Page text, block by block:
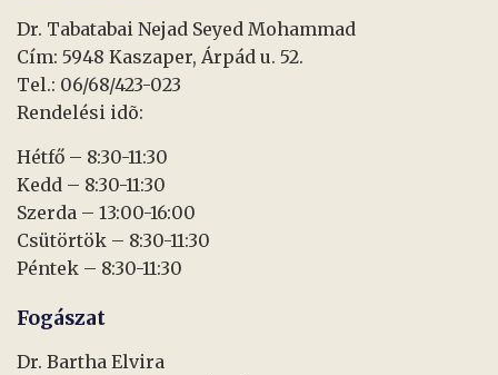
Dr. Tabatabai Nejad Seyed Mohammad
Cím: 5948 Kaszaper, Árpád u. 52.
Tel.: 06/68/423-023
Rendelési idõ:
Hétfő – 8:30-11:30
Kedd – 8:30-11:30
Szerda – 13:00-16:00
Csütörtök – 8:30-11:30
Péntek – 8:30-11:30
Fogászat
Dr. Bartha Elvira